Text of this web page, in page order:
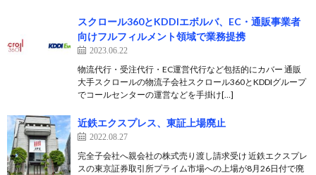
スクロール360とKDDIエボルバ、EC・通販事業者
向けフルフィルメント領域で業務提携
2023.06.22
物流代行・受注代行・EC運営代行など包括的にカバー 通販
大手スクロールの物流子会社スクロール360とKDDIグループ
でコールセンターの運営などを手掛け[…]
近鉄エクスプレス、東証上場廃止
2022.08.27
完全子会社へ親会社の株式売り渡し請求受け 近鉄エクスプレ
スの東京証券取引所プライム市場への上場が8月26日付で廃